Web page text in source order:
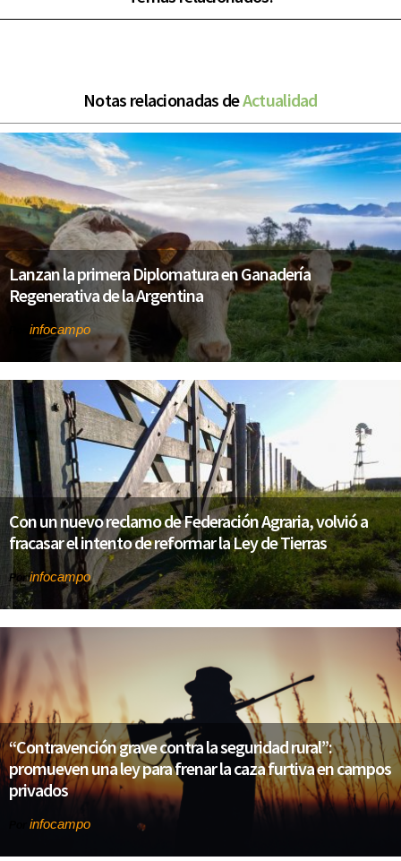
Notas relacionadas deActualidad
Lanzan la primera Diplomatura en Ganadería
Regenerativa de la Argentina
infocampo
Con un nuevo reclamo de Federación Agraria, volvió a
fracasar el intento de reformar la Ley de Tierras
Porinfocampo
“Contravención grave contra la seguridad rural”:
promueven una ley para frenar la caza furtiva en campos
privados
infocampo